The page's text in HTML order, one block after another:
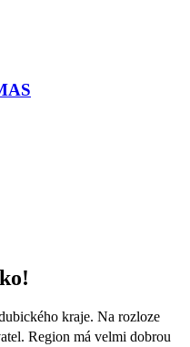
kraje. Na rozloze
Region má velmi dobrou